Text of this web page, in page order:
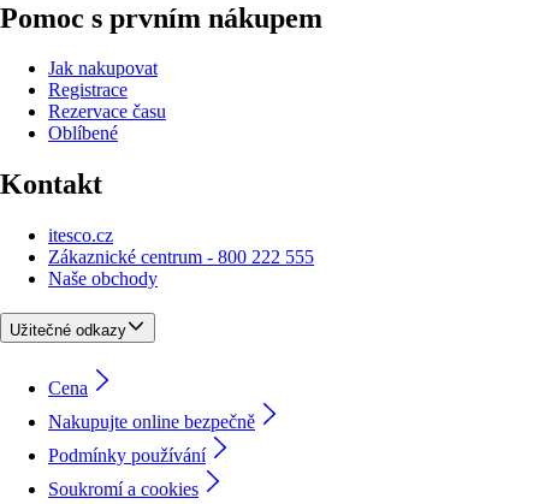
Pomoc s prvním nákupem
Jak nakupovat
Registrace
Rezervace času
Oblíbené
Kontakt
itesco.cz
Zákaznické centrum - 800 222 555
Naše obchody
Užitečné odkazy
Cena
Nakupujte online bezpečně
Podmínky používání
Soukromí a cookies